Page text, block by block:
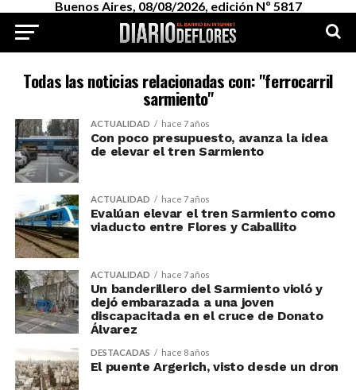
Buenos Aires, 08/08/2026, edición Nº 5817
Todas las noticias relacionadas con: "ferrocarril
sarmiento"
ACTUALIDAD hace 7 años
Con poco presupuesto, avanza la idea
de elevar el tren Sarmiento
ACTUALIDAD hace 7 años
Evalúan elevar el tren Sarmiento como
viaducto entre Flores y Caballito
ACTUALIDAD hace 7 años
Un banderillero del Sarmiento violó y
dejó embarazada a una joven
discapacitada en el cruce de Donato
Álvarez
DESTACADAS hace 8 años
El puente Argerich, visto desde un dron